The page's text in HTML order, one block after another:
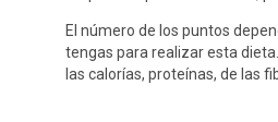
El número de los puntos
tengas para realizar esta
las calorías, proteínas, de las